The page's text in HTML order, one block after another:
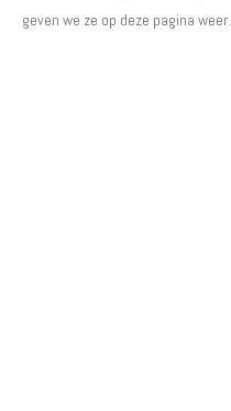
geven we ze op deze pagina weer.